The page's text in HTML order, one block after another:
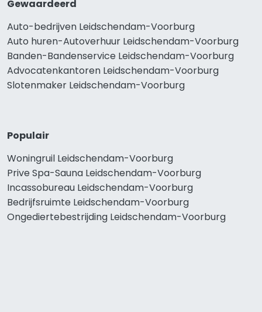
Gewaardeerd
Auto-bedrijven Leidschendam-Voorburg
Auto huren-Autoverhuur Leidschendam-Voorburg
Banden-Bandenservice Leidschendam-Voorburg
Advocatenkantoren Leidschendam-Voorburg
Slotenmaker Leidschendam-Voorburg
Populair
Woningruil Leidschendam-Voorburg
Prive Spa-Sauna Leidschendam-Voorburg
Incassobureau Leidschendam-Voorburg
Bedrijfsruimte Leidschendam-Voorburg
Ongediertebestrijding Leidschendam-Voorburg